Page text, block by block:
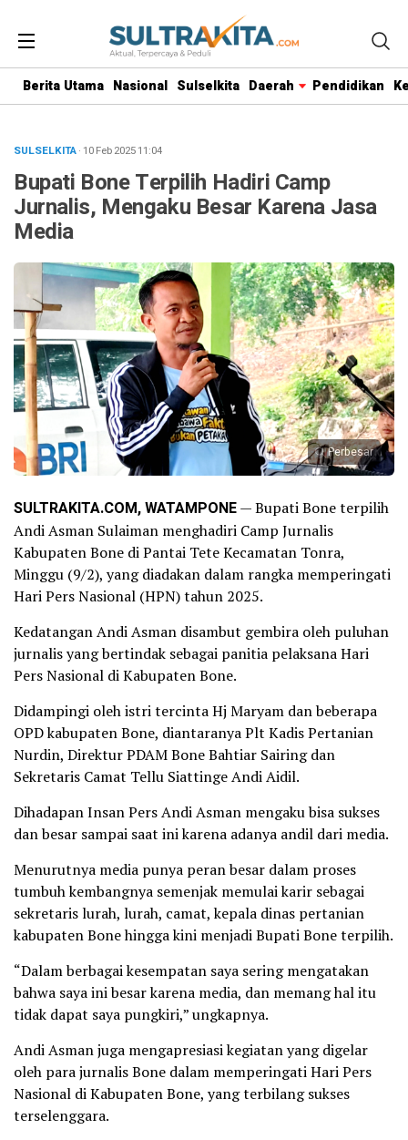
Berita Utama Nasional Sulselkita Daerah Pendidikan
SULSELKITA· 10 Feb 202511:04
Bupati Bone Terpilih Hadiri Camp
Jurnalis, Mengaku Besar Karena Jasa
Media
Perbesar
SULTRAKITA.COM, WATAMPONE— Bupati Bone terpilih
Andi Asman Sulaiman menghadiri Camp Jurnalis
Kabupaten Bone di Pantai Tete Kecamatan Tonra,
Minggu (9/2), yang diadakan dalam rangka memperingati
Hari Pers Nasional (HPN) tahun 2025.
Kedatangan Andi Asman disambut gembira oleh puluhan
jurnalis yang bertindak sebagai panitia pelaksana Hari
Pers Nasional di Kabupaten Bone.
Didampingi oleh istri tercinta Hj Maryam dan beberapa
OPD kabupaten Bone, diantaranya Plt Kadis Pertanian
Nurdin, Direktur PDAM Bone Bahtiar Sairing dan
Sekretaris Camat Tellu Siattinge Andi Aidil.
Dihadapan Insan Pers Andi Asman mengaku bisa sukses
dan besar sampai saat ini karena adanya andil dari media.
Menurutnya media punya peran besar dalam proses
tumbuh kembangnya semenjak memulai karir sebagai
sekretaris lurah, lurah, camat, kepala dinas pertanian
kabupaten Bone hingga kini menjadi Bupati Bone terpilih.
“Dalam berbagai kesempatan saya sering mengatakan
bahwa saya ini besar karena media, dan memang hal itu
tidak dapat saya pungkiri,” ungkapnya.
Andi Asman juga mengapresiasi kegiatan yang digelar
oleh para jurnalis Bone dalam memperingati Hari Pers
Nasional di Kabupaten Bone, yang terbilang sukses
terselenggara.